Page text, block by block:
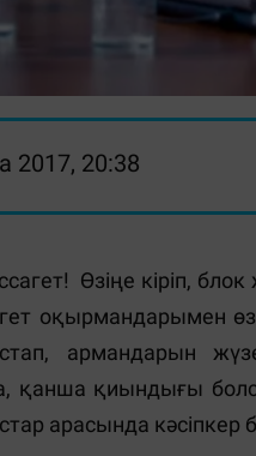
2017, 20:38
Өзіңе кіріп,
оқырмандарымен
армандарын
қанша қиындығы
арасында кәсіпкер